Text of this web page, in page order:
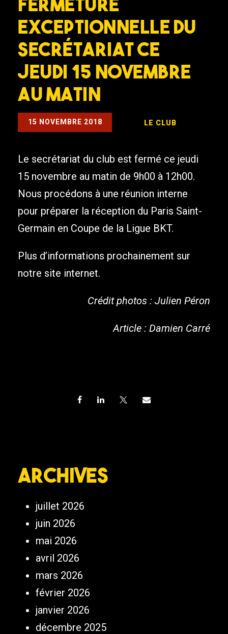
exceptionnelle du
secrétariat ce
jeudi 15 novembre
au matin
15 NOVEMBRE 2018 LE CLUB
Le secrétariat du club est fermé ce jeudi
15 novembre au matin de 9h00 à 12h00.
Nous procédons à une réunion interne
pour préparer la réception du Paris Saint-
Germain en Coupe de la Ligue BKT.
Plus d’informations prochainement sur
notre site internet.
Crédit photos : Julien Péron
Article : Damien Carré
Archives
juillet 2026
juin 2026
mai 2026
avril 2026
mars 2026
février 2026
janvier 2026
décembre 2025